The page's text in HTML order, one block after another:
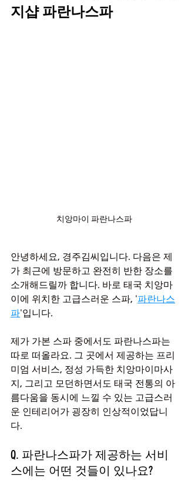
지샵 파란나스파
치앙마이 파란나스파
안녕하세요, 경주김씨입니다. 다음은 제
가 최근에 방문하고 완전히 반한 장소를
소개해드릴까 합니다. 바로 태국 치앙마
이에 위치한 고급스러운 스파, '파란나스
파'입니다.
제가 가본 스파 중에서도 파란나스파는
따로 떠올라요. 그 곳에서 제공하는 프리
미엄 서비스, 정성 가득한 치앙마이마사
지, 그리고 모던하면서도 태국 전통의 아
름다움을 동시에 느낄 수 있는 고급스러
운 인테리어가 굉장히 인상적이었답니
다.
Q. 파란나스파가 제공하는 서비
스에는 어떤 것들이 있나요?